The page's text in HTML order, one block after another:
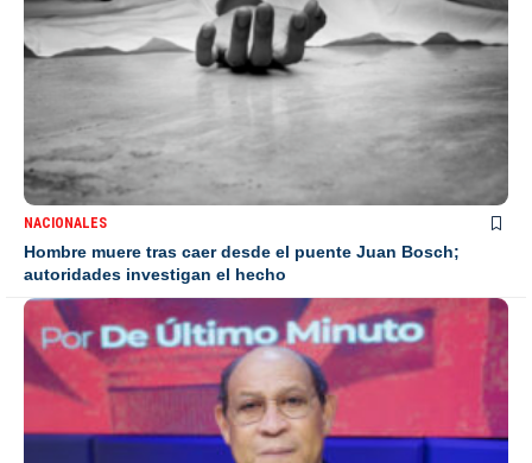
NACIONALES
Hombre muere tras caer desde el puente Juan Bosch;
autoridades investigan el hecho